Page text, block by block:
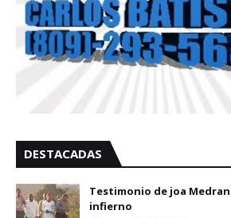
DESTACADAS
Testimonio de joa
infierno